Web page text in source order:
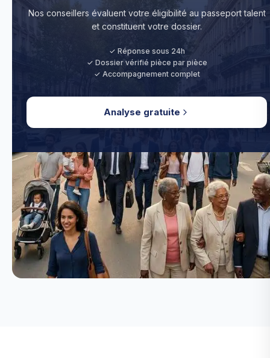
Nos conseillers évaluent votre éligibilité au passeport talent
et constituent votre dossier.
✓ Réponse sous 24h
✓ Dossier vérifié pièce par pièce
✓ Accompagnement complet
Analyse gratuite